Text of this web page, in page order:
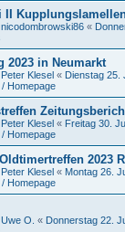
II
nicodombrowski86 «
2023 in Neumarkt
Peter Klesel « Dienstag 25.
Homepage
Peter Klesel « Freitag 30.
Homepage
2023
Peter Klesel « Montag 26.
Homepage
Uwe O. « Donnerstag 22.